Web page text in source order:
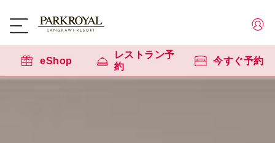
eShop
レストラン予
約
今すぐ予約